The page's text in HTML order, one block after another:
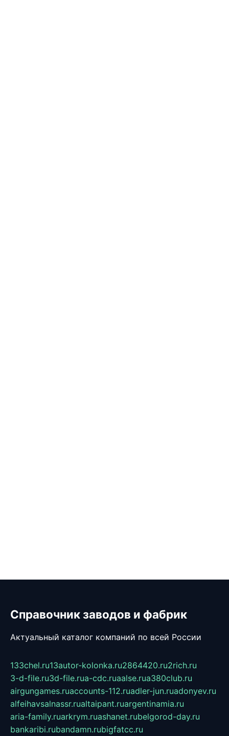
Справочник заводов и фабрик
Актуальный каталог компаний по всей России
133chel.ru13autor-kolonka.ru2864420.ru2rich.ru
3-d-file.ru3d-file.rua-cdc.ruaalse.rua380club.ru
airgungames.ruaccounts-112.ruadler-jun.ruadonyev.ru
alfeihavsalnassr.rualtaipant.ruargentinamia.ru
aria-family.ruarkrym.ruashanet.rubelgorod-day.ru
bankaribi.rubandamn.rubigfatcc.ru